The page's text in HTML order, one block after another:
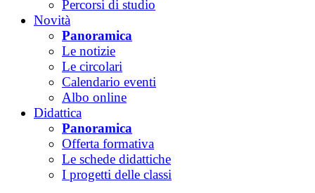
Percorsi di studio
Novità
Panoramica
Le notizie
Le circolari
Calendario eventi
Albo online
Didattica
Panoramica
Offerta formativa
Le schede didattiche
I progetti delle classi